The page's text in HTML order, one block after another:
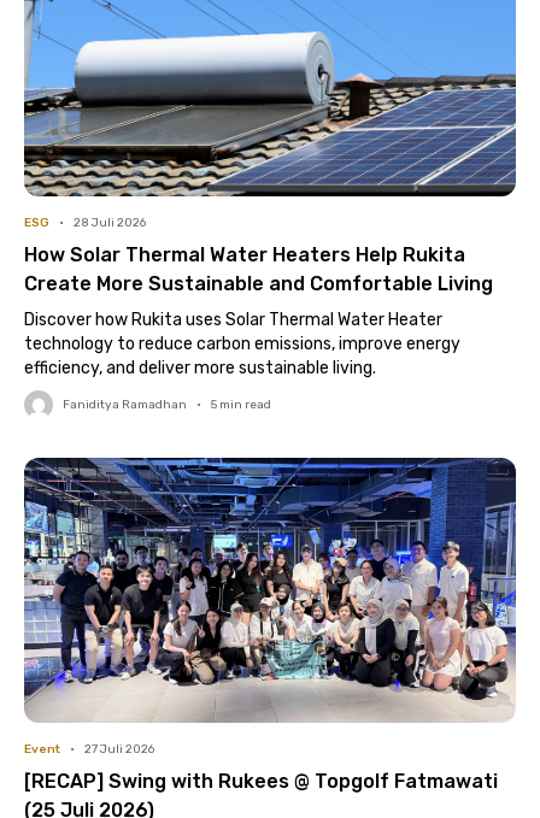
ESG • 28 Juli 2026
How Solar Thermal Water Heaters Help Rukita
Create More Sustainable and Comfortable Living
Discover how Rukita uses Solar Thermal Water Heater
technology to reduce carbon emissions, improve energy
efficiency, and deliver more sustainable living.
Faniditya Ramadhan • 5 min read
Event • 27 Juli 2026
[RECAP] Swing with Rukees @ Topgolf Fatmawati
(25 Juli 2026)